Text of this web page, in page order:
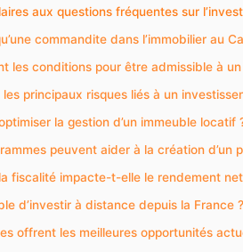
aux questions fréquentes sur
commandite dans l’immobilier au
les conditions pour être admissible à
principaux risques liés à un
la gestion d’un immeuble locatif
peuvent aider à la création d’un
fiscalité impacte-t-elle le rendement
d’investir à distance depuis la France ?
offrent les meilleures opportunités